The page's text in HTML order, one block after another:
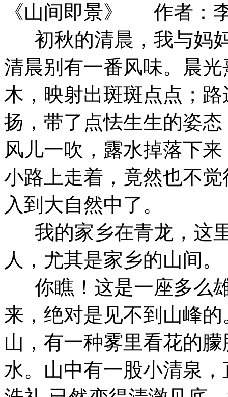
《山间即景》 作者：
初秋的清晨，我与妈
清晨别有一番风味。晨
木，映射出斑斑点点；
扬，带了点怯生生的姿
风儿一吹，露水掉落下
小路上走着，竟然也不
入到大自然中了。
我的家乡在青龙，这
人，尤其是家乡的山间。
你瞧！这是一座多么
来，绝对是见不到山峰
山，有一种雾里看花的
水。山中有一股小清泉